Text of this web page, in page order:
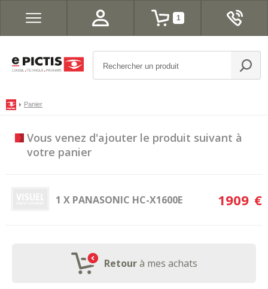
1
Panier
Vous venez d'ajouter le produit suivant à
votre panier
1 X PANASONIC HC-X1600E 1909 €
Retourà mes achats